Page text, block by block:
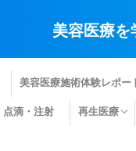
美容医療を
美容医療施術体験レポー
点滴・注射 再生医療